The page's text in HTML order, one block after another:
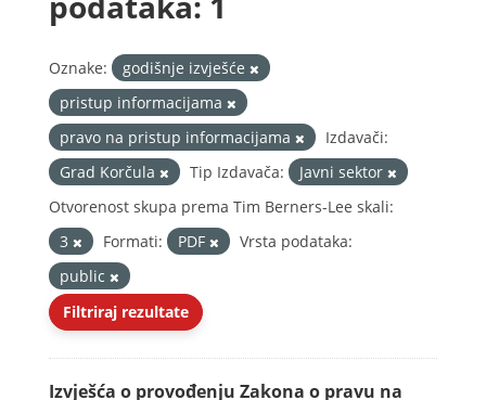
Oznake:
godišnje izvješće
pristup informacijama
pravo na pristup informacijama
Izdavači:
Grad Korčula
Tip Izdavača:
Javni sektor
Otvorenost skupa prema Tim Berners-Lee skali:
3
Formati: PDF
Vrsta podataka:
public
Filtriraj rezultate
Izvješća o provođenju Zakona o pravu na